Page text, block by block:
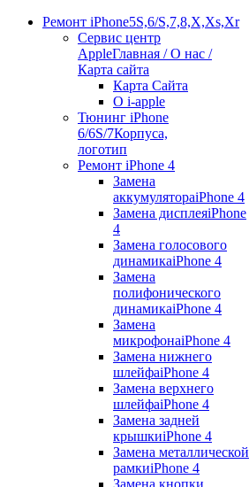
Ремонт iPhone5S,6/S,7,8,X,Xs,Xr
Сервис центр
AppleГлавная / О нас /
Карта сайта
Карта Сайта
О i-apple
Тюнинг iPhone
6/6S/7Корпуса,
логотип
Ремонт iPhone 4
Замена
аккумулятораiPhone 4
Замена дисплеяiPhone
4
Замена голосового
динамикаiPhone 4
Замена
полифонического
динамикаiPhone 4
Замена
микрофонаiPhone 4
Замена нижнего
шлейфаiPhone 4
Замена верхнего
шлейфаiPhone 4
Замена задней
крышкиiPhone 4
Замена металлической
рамкиiPhone 4
Замена кнопки